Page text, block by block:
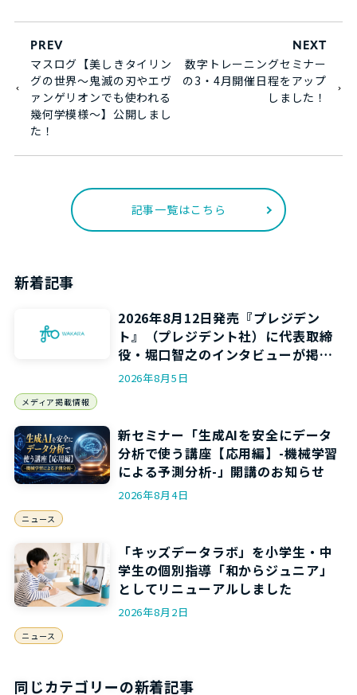
PREV
マスログ【美しきタイリン
グの世界～鬼滅の刃やエヴ
ァンゲリオンでも使われる
幾何学模様～】公開しまし
た！
NEXT
数字トレーニングセミナー
の3・4月開催日程をアップ
しました！
記事一覧はこちら
新着記事
2026年8月12日発売『プレジデン
ト』（プレジデント社）に代表取締
役・堀口智之のインタビューが掲載
されます
2026年8月5日
メディア掲載情報
新セミナー「生成AIを安全にデータ
分析で使う講座【応用編】-機械学習
による予測分析-」開講のお知らせ
2026年8月4日
ニュース
「キッズデータラボ」を小学生・中
学生の個別指導「和からジュニア」
としてリニューアルしました
2026年8月2日
ニュース
同じカテゴリーの新着記事